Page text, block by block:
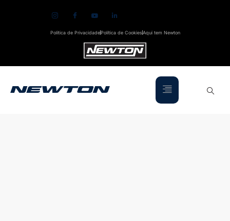
Política de PrivacidadePolítica de CookiesAqui tem Newton